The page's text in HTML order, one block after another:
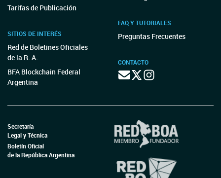
Tarifas de Publicación
SITIOS DE INTERÉS
Red de Boletines Oficiales
de la R. A.
BFA Blockchain Federal
Argentina
FAQ Y TUTORIALES
Preguntas Frecuentes
CONTACTO
Secretaría
Legal y Técnica
Boletín Oficial
de la República Argentina